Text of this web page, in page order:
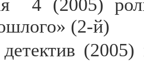
4 (2005)
(2-й)
(2005)